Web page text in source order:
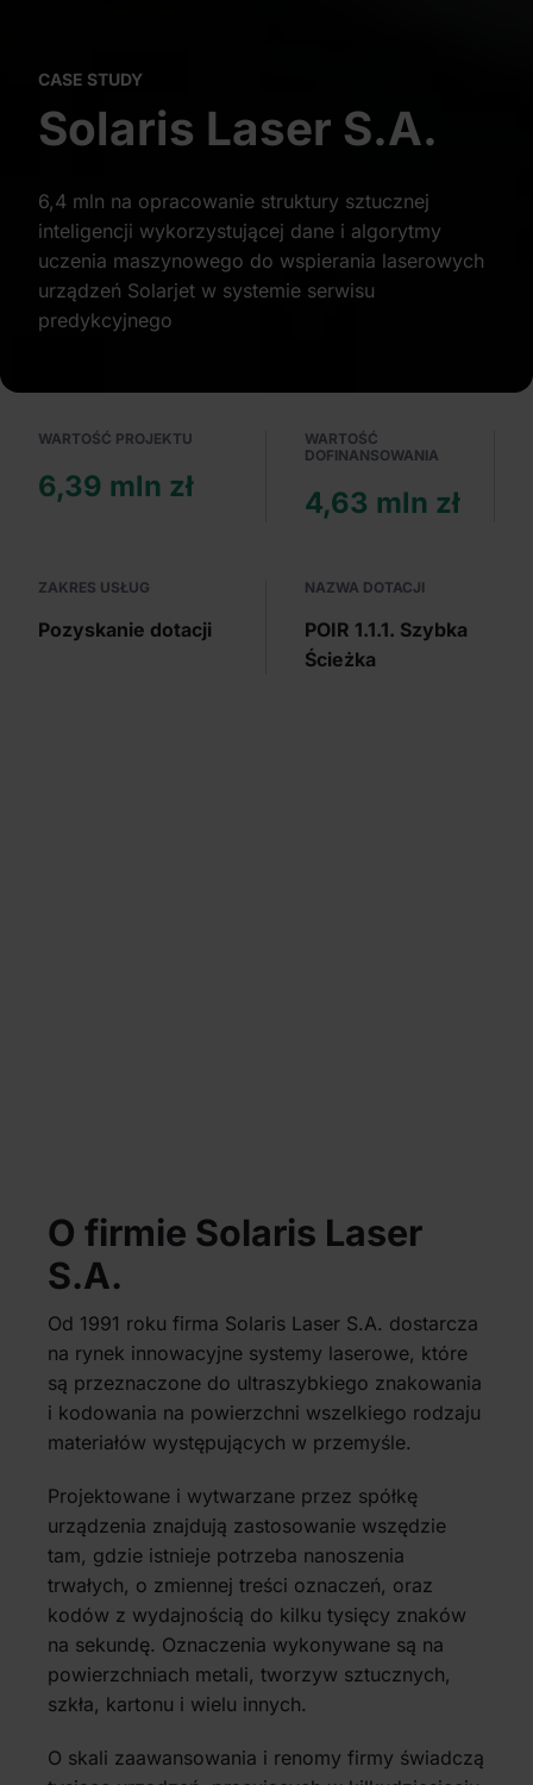
CASE STUDY
Solaris Laser S.A.
6,4 mln na opracowanie struktury sztucznej
inteligencji wykorzystującej dane i algorytmy
uczenia maszynowego do wspierania laserowych
urządzeń Solarjet w systemie serwisu
predykcyjnego
WARTOŚĆ PROJEKTU
6,39 mln zł
WARTOŚĆ
DOFINANSOWANIA
4,63 mln zł
ZAKRES USŁUG
Pozyskanie dotacji
NAZWA DOTACJI
POIR 1.1.1. Szybka
Ścieżka
O firmie Solaris Laser
S.A.
Od 1991 roku firma Solaris Laser S.A. dostarcza
na rynek innowacyjne systemy laserowe, które
są przeznaczone do ultraszybkiego znakowania
i kodowania na powierzchni wszelkiego rodzaju
materiałów występujących w przemyśle.
Projektowane i wytwarzane przez spółkę
urządzenia znajdują zastosowanie wszędzie
tam, gdzie istnieje potrzeba nanoszenia
trwałych, o zmiennej treści oznaczeń, oraz
kodów z wydajnością do kilku tysięcy znaków
na sekundę. Oznaczenia wykonywane są na
powierzchniach metali, tworzyw sztucznych,
szkła, kartonu i wielu innych.
O skali zaawansowania i renomy firmy świadczą